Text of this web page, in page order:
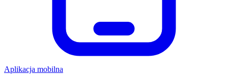
Aplikacja mobilna